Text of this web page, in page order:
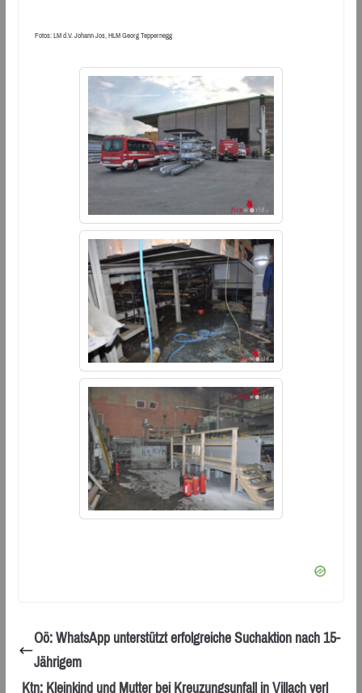
Fotos: LM d.V. Johann Jos, HLM Georg Teppernegg
Oö: WhatsApp unterstützt erfolgreiche Suchaktion nach 15-
Jährigem